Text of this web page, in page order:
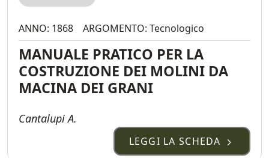
ANNO: 1868 ARGOMENTO: Tecnologico
MANUALE PRATICO PER LA
COSTRUZIONE DEI MOLINI DA
MACINA DEI GRANI
Cantalupi A.
LEGGI LA SCHEDA